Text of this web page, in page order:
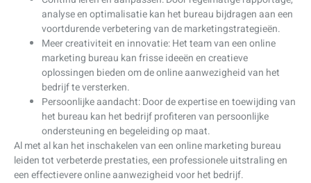
analyse en optimalisatie kan het bureau bijdragen aan een
voortdurende verbetering van de marketingstrategieën.
Meer creativiteit en innovatie: Het team van een online
marketing bureau kan frisse ideeën en creatieve
oplossingen bieden om de online aanwezigheid van het
bedrijf te versterken.
Persoonlijke aandacht: Door de expertise en toewijding van
het bureau kan het bedrijf profiteren van persoonlijke
ondersteuning en begeleiding op maat.
Al met al kan het inschakelen van een online marketing bureau
leiden tot verbeterde prestaties, een professionele uitstraling en
een effectievere online aanwezigheid voor het bedrijf.